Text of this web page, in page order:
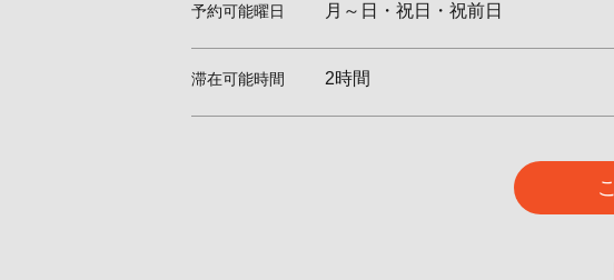
予約可能曜日 月～日・祝日・祝前日
滞在可能時間 2時間